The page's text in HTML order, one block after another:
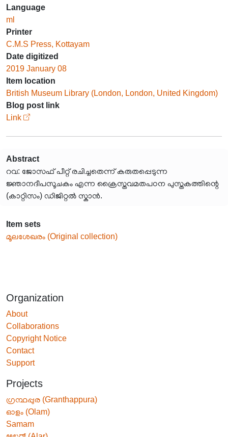
Language
ml
Printer
C.M.S Press, Kottayam
Date digitized
2019 January 08
Item location
British Museum Library (London, London, United Kingdom)
Blog post link
Link
Abstract
റവ: ജോസഫ് പീറ്റ് രചിച്ചതെന്ന് കരുതപ്പെടുന്ന
ജ്ഞാനദീപസൂചകം എന്ന ക്രൈസ്തവമതപഠന പുസ്തകത്തിന്റെ
(കാറ്റിസം) ഡിജിറ്റൽ സ്കാൻ.
Item sets
മൂലശേഖരം (Original collection)
Organization
About
Collaborations
Copyright Notice
Contact
Support
Projects
ഗ്രന്ഥപ്പുര (Granthappura)
ഓളം (Olam)
Samam